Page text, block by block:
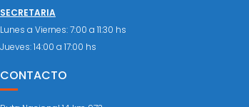
SECRETARIA
Lunes a Viernes: 7:00 a 11:30 hs
Jueves: 14:00 a 17:00 hs
CONTACTO